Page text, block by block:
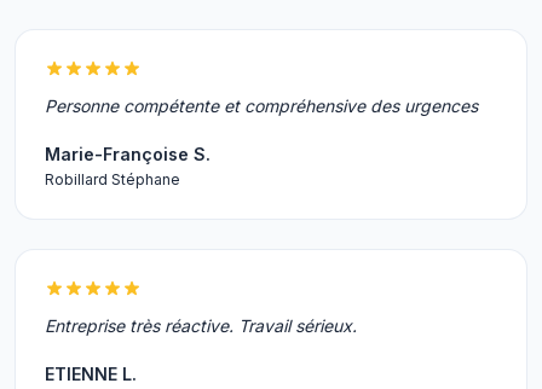
Personne compétente et compréhensive des urgences
Marie-Françoise S.
Robillard Stéphane
Entreprise très réactive. Travail sérieux.
ETIENNE L.